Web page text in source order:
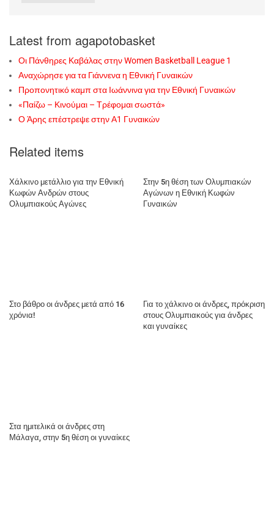
Latest from agapotobasket
Οι Πάνθηρες Καβάλας στην Women Basketball League 1
Αναχώρησε για τα Γιάννενα η Εθνική Γυναικών
Προπονητικό καμπ στα Ιωάννινα για την Εθνική Γυναικών
«Παίζω – Κινούμαι – Τρέφομαι σωστά»
Ο Άρης επέστρεψε στην Α1 Γυναικών
Related items
Χάλκινο μετάλλιο για την Εθνική
Κωφών Ανδρών στους
Ολυμπιακούς Αγώνες
Στην 5η θέση των Ολυμπιακών
Αγώνων η Εθνική Κωφών
Γυναικών
Στο βάθρο οι άνδρες μετά από 16
χρόνια!
Για το χάλκινο οι άνδρες, πρόκριση
στους Ολυμπιακούς για άνδρες
και γυναίκες
Στα ημιτελικά οι άνδρες στη
Μάλαγα, στην 5η θέση οι γυναίκες